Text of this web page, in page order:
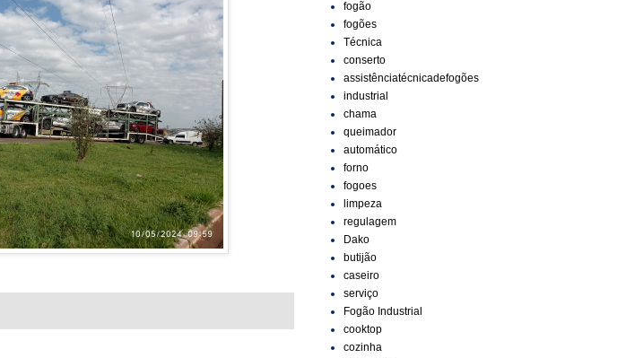
fogão
fogões
Técnica
conserto
assistênciatécnicadefogões
industrial
chama
queimador
automático
forno
fogoes
limpeza
regulagem
Dako
butijão
caseiro
serviço
Fogão Industrial
cooktop
cozinha